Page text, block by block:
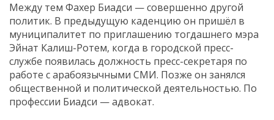
Между тем Фахер Биадси — совершенно другой
политик. В предыдущую каденцию он пришёл в
муниципалитет по приглашению тогдашнего мэра
Эйнат Калиш-Ротем, когда в городской пресс-
службе появилась должность пресс-секретаря по
работе с арабоязычными СМИ. Позже он занялся
общественной и политической деятельностью. По
профессии Биадси — адвокат.